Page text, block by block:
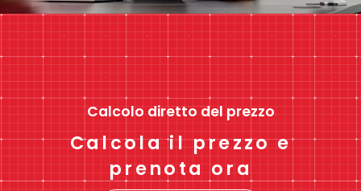
Calcolo diretto del prezzo
Calcola il prezzo e
prenota ora